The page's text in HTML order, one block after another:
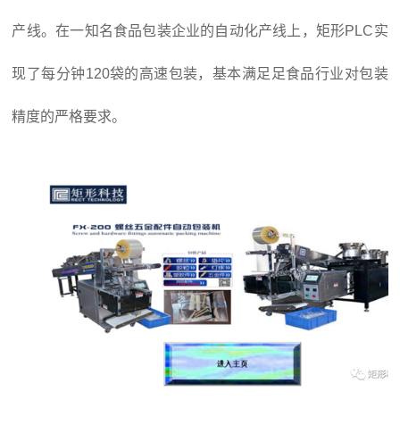
产线。在一知名食品包装企业的自动化产线上，矩形PLC实
现了每分钟120袋的高速包装，基本满足足食品行业对包装
精度的严格要求。